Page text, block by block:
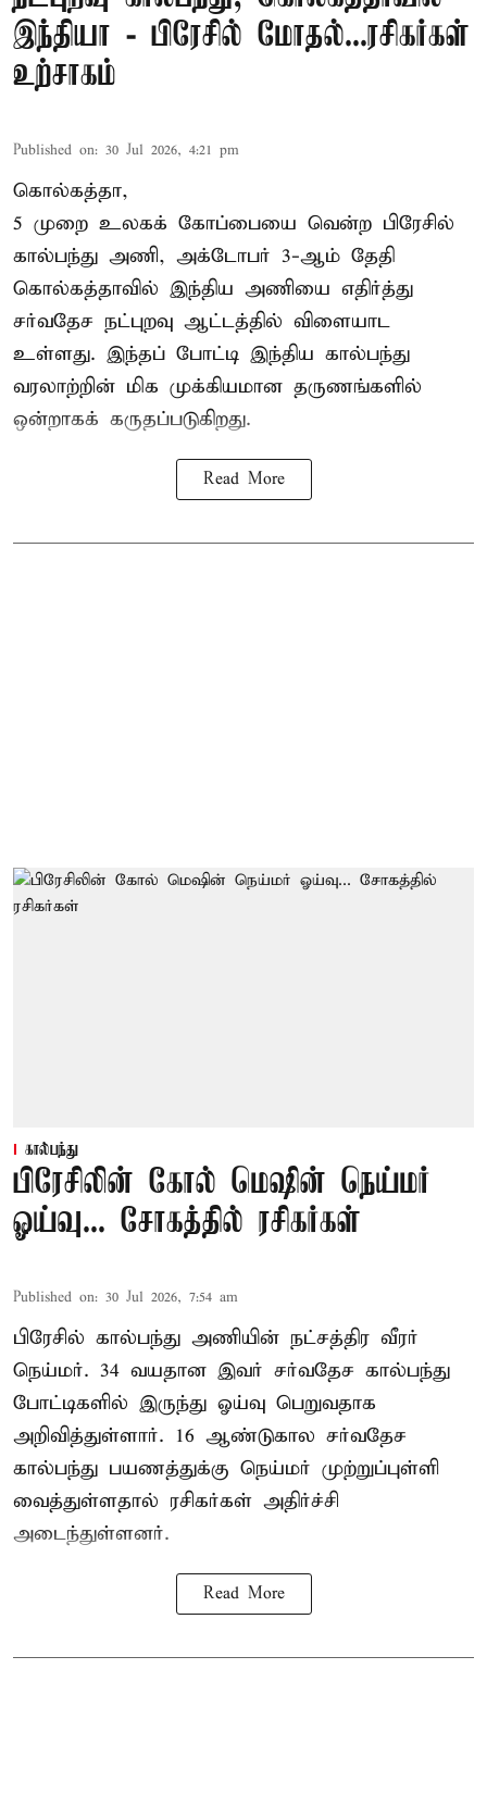
இந்தியா - பிரேசில் மோதல்...ரசிகர்கள்
உற்சாகம்
Published on: 30 Jul 2026, 4:21 pm
கொல்கத்தா,
5 முறை உலகக் கோப்பையை வென்ற பிரேசில்
கால்பந்து அணி, அக்டோபர் 3-ஆம் தேதி
கொல்கத்தாவில் இந்திய அணியை எதிர்த்து
சர்வதேச நட்புறவு ஆட்டத்தில் விளையாட
உள்ளது. இந்தப் போட்டி இந்திய கால்பந்து
வரலாற்றின் மிக முக்கியமான தருணங்களில்
ஒன்றாகக் கருதப்படுகிறது.
Read More
கால்பந்து
பிரேசிலின் கோல் மெஷின் நெய்மர்
ஓய்வு... சோகத்தில் ரசிகர்கள்
Published on: 30 Jul 2026, 7:54 am
பிரேசில் கால்பந்து அணியின் நட்சத்திர வீரர்
நெய்மர். 34 வயதான இவர் சர்வதேச கால்பந்து
போட்டிகளில் இருந்து ஓய்வு பெறுவதாக
அறிவித்துள்ளார். 16 ஆண்டுகால சர்வதேச
கால்பந்து பயணத்துக்கு நெய்மர் முற்றுப்புள்ளி
வைத்துள்ளதால் ரசிகர்கள் அதிர்ச்சி
அடைந்துள்ளனர்.
Read More